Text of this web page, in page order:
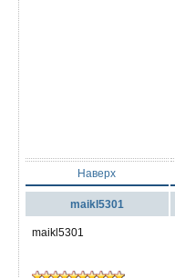
Наверх
maikl5301
maikl5301